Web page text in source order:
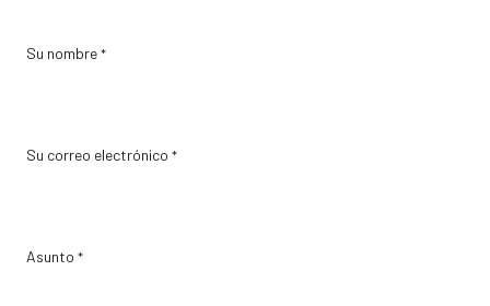
Su nombre *
Su correo electrónico *
Asunto *